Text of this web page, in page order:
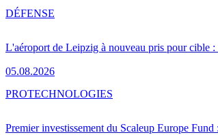
L'aéroport de Leipzig à nouveau pris pour cible
05.08.2026
DÉFENSE
Premier investissement du Scaleup Europe
PROTECHNOLOGIES